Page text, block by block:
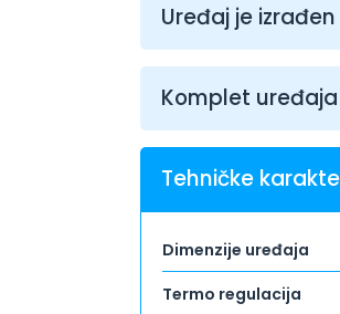
Uređaj je
Komplet
Tehničke
Dimenzije uređaja
Termo regulacija